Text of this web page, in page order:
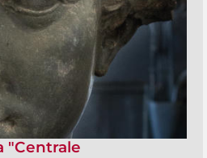
"Centrale